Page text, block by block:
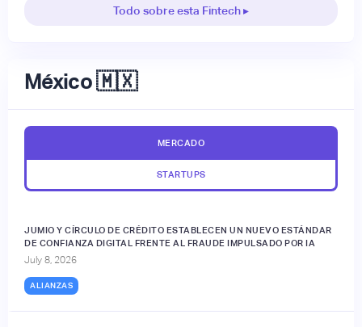
Todo sobre esta Fintech ▸
México 🇲🇽
MERCADO
STARTUPS
JUMIO Y CÍRCULO DE CRÉDITO ESTABLECEN UN NUEVO ESTÁNDAR
DE CONFIANZA DIGITAL FRENTE AL FRAUDE IMPULSADO POR IA
July 8, 2026
ALIANZAS